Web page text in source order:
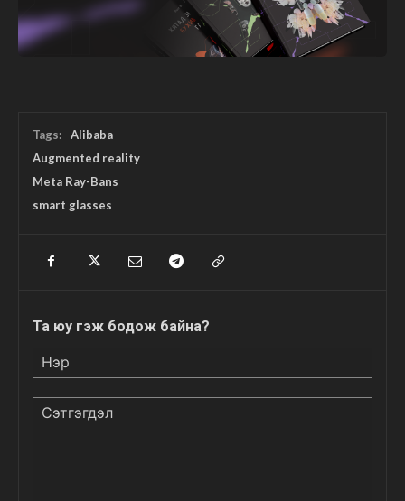
Tags:
Alibaba
Augmented reality
Meta Ray-Bans
smart glasses
Та юу гэж бодож байна?